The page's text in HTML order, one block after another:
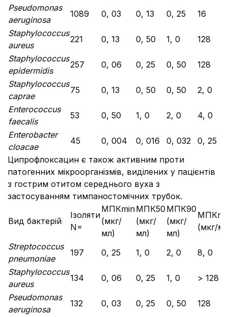
Pseudomonas
aeruginosa
1089 0, 03 0, 13 0, 25
16
Staphylococcus
aureus
221 0, 13 0, 50 1, 0
128
Staphylococcus
epidermidis
257 0, 06 0, 25 0, 50
128
Staphylococcus
caprae
75 0, 13 0, 50 0, 50
2, 0
Enterococcus
faecalis
53 0, 50 1, 0 2, 0
4, 0
Enterobacter
cloacae
45 0, 004 0, 016 0, 032
0, 25
Ципрофлоксацин є також активним проти
патогенних мікроорганізмів, виділених у пацієнтів
з гострим отитом середнього вуха з
застосуванням тимпаностомічних трубок.
Вид бактерій
Ізоляти
N=
МПКmin
(мкг/
мл)
МПК50
(мкг/
мл)
МПК90
(мкг/
мл)
(мкг/
Streptococcus
pneumoniaе
197 0, 25 1, 0 2, 0
8, 0
Staphylococcus
aureus
134 0, 06 0, 25 1, 0
> 128
Pseudomonas
aeruginosa
132 0, 03 0, 25 0, 50
128